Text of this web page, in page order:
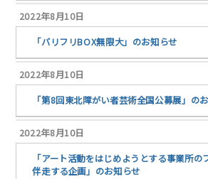
2022年8月10日
「バリフリBOX無限大」のお知らせ
2022年8月10日
「第8回東北障がい者芸術全国公募展」の
2022年8月10日
「アート活動をはじめようとする事業所の
伴走する企画」のお知らせ